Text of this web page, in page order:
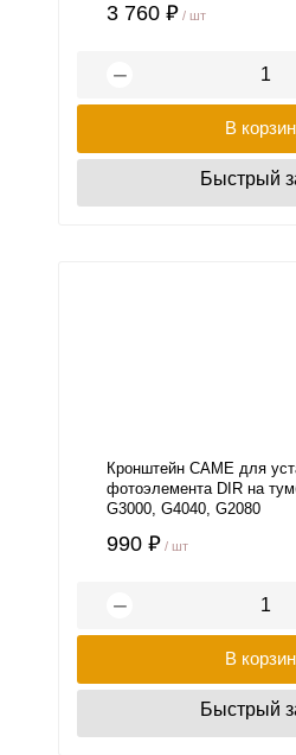
3 760 ₽ / шт
−
В
Быстрый
Кронштейн CAME для
фотоэлемента DIR на
G3000, G4040, G2080
990 ₽ / шт
−
В
Быстрый